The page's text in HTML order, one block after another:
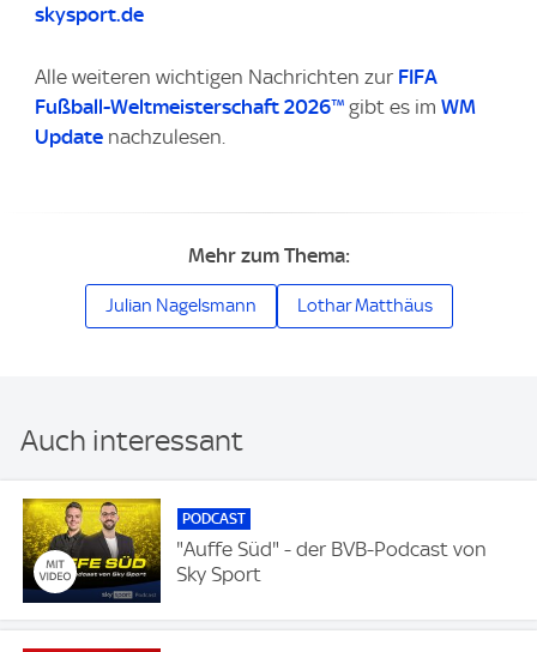
skysport.de
Alle weiteren wichtigen Nachrichten zur FIFA
Fußball-Weltmeisterschaft 2026™ gibt es im WM
Update nachzulesen.
Mehr zum Thema:
Julian Nagelsmann Lothar Matthäus
Auch interessant
PODCAST
"Auffe Süd" - der BVB-Podcast von
Sky Sport